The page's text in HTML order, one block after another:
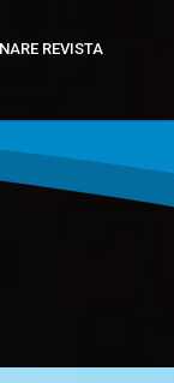
REVISTA